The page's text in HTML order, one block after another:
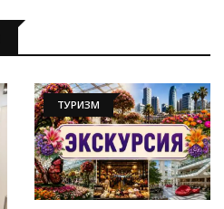
ТУРИЗМ